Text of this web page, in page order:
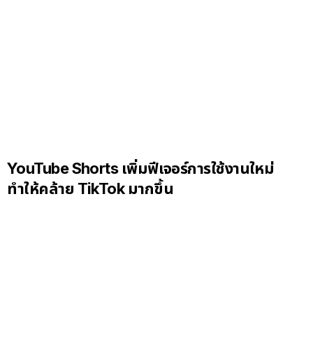
YouTube Shorts เพิ่มฟีเจอร์การใช้งานใหม่
ทำให้คล้าย TikTok มากขึ้น